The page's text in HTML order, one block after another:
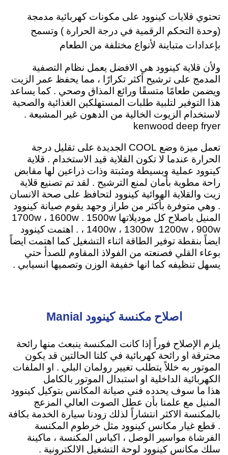
تحتوي قلايات كينوود على مكونات كهربائية مدمجة
(وحدة التحكم الرقمية في درجة الحرارة ) وتسمح
بإعدادات متباينة لأنواع مختلفة من الطعام
ولأن قلاية كينوود هي الافضل يعمل نظام التصفية
المدمج على ترشيح أكثر تكرارًا ، مما يحفظ عمر الزيت
ويضمن طعامًا متسقًا ورائع المذاق وصحي . كما يساعد
هذا التوفير لتلبية طلبات المستهلكين الغذائية والصحية
لاستخدام الزيوت الخالية من الدهون غير المشبعة .
kenwood deep fryer
تعمل ميزة وضع COOL الجديدة على تقليل درجة
الحرارة عندما لا تكون القلاية قيد الاستخدام . قلاية
كينوود عملية وبسيطة ومثبتة وذات ذراعين لها مقابض
راحة مطوية بأمان لمنع الترشيح . لقد تم تصنيع قلاية
زيت والقلاية الهوائية كينوود لتحافظ على صحة الانسان
. وهي متوفرة بأكثر من طراز وجهد يقوم صيانة كينوود
المنيل باصلاح كل موديلاتها 1700w ، 1600w . 1500w
، 1400w ، 1300w 1200w ، 900w . اهتمت كينوود
ايضاً بنقطة توفير الطاقة اثناء التشغيل كما اهتمت ايضاً
بوعاء القلي فصنعته من الفولاذ المقاوم للصدأ حتي
يسهل تنظيفه كما انها خفيفة الوزن وتصميها انسيابي .
اصلاح مكنسة كينوود Manial
يلزم الإصلاح فوراً إذا كانت المكنسة ينبعث منها رائحة
محترقة او رائحة كهربائية في كلتا الحالتين قد يكون
الموتور به خللاً يتطلب تغيير رولمان البلي . او الملفات
الكهربائية الداخلية او استبدال الموتور بالكامل
هذا ما سوف يحدده فني صيانة المكانس بتوكيل كينوود
المنيل مع علمنا بأن عطل الصوت العالي المزعج
بالمكنسة الاكثر انتشاراً لذلك زودنا سيارة الخدمة بكافة
. قطع غيار مكانس كينوود مثل خرطوم المكنسة
الفرشاة مواسير الوصل ، اكياس المكنسة ، ماكينة
سلك مكانس كينوود لوحة التشغيل الالكترونية .